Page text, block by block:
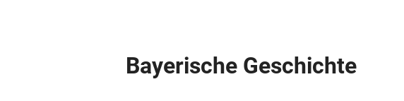
Bayerische Geschichte